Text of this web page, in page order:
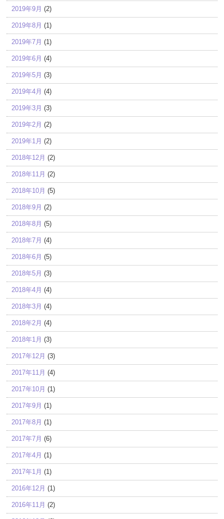
2019年9月 (2)
2019年8月 (1)
2019年7月 (1)
2019年6月 (4)
2019年5月 (3)
2019年4月 (4)
2019年3月 (3)
2019年2月 (2)
2019年1月 (2)
2018年12月 (2)
2018年11月 (2)
2018年10月 (5)
2018年9月 (2)
2018年8月 (5)
2018年7月 (4)
2018年6月 (5)
2018年5月 (3)
2018年4月 (4)
2018年3月 (4)
2018年2月 (4)
2018年1月 (3)
2017年12月 (3)
2017年11月 (4)
2017年10月 (1)
2017年9月 (1)
2017年8月 (1)
2017年7月 (6)
2017年4月 (1)
2017年1月 (1)
2016年12月 (1)
2016年11月 (2)